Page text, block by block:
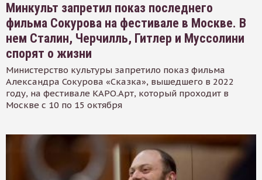
Минкульт запретил показ последнего
фильма Сокурова на фестивале в Москве. В
нем Сталин, Черчилль, Гитлер и Муссолини
спорят о жизни
Министерство культуры запретило показ фильма
Александра Сокурова «Сказка», вышедшего в 2022
году, на фестивале КАРО.Арт, который проходит в
Москве с 10 по 15 октября